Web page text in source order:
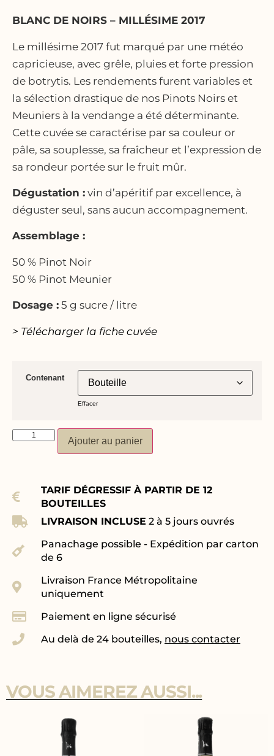
BLANC DE NOIRS – MILLÉSIME 2017
Le millésime 2017 fut marqué par une météo
capricieuse, avec grêle, pluies et forte pression
de botrytis. Les rendements furent variables et
la sélection drastique de nos Pinots Noirs et
Meuniers à la vendange a été déterminante.
Cette cuvée se caractérise par sa couleur or
pâle, sa souplesse, sa fraîcheur et l’expression de
sa rondeur portée sur le fruit mûr.
Dégustation : vin d’apéritif par excellence, à
déguster seul, sans aucun accompagnement.
Assemblage :
50 % Pinot Noir
50 % Pinot Meunier
Dosage : 5 g sucre / litre
> Télécharger la fiche cuvée
Contenant
Effacer
Ajouter au panier
TARIF DÉGRESSIF À PARTIR DE 12
BOUTEILLES
LIVRAISON INCLUSE 2 à 5 jours ouvrés
Panachage possible - Expédition par carton
de 6
Livraison France Métropolitaine
uniquement
Paiement en ligne sécurisé
Au delà de 24 bouteilles, nous contacter
VOUS AIMEREZ AUSSI...